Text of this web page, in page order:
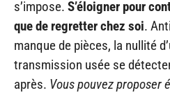
s’impose. S’éloigner pour
que de regretter chez soi.
manque de pièces, la nullité
transmission usée se
après. Vous pouvez proposer